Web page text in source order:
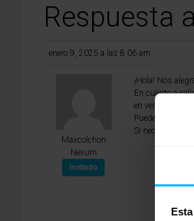
Respuesta
enero 9, 2025 a las 8:06 am
Maxcolchon
Nexum
Invitado
¡Hola! Nos
En cuanto a
en verano.
Puedes
Si necesitáis